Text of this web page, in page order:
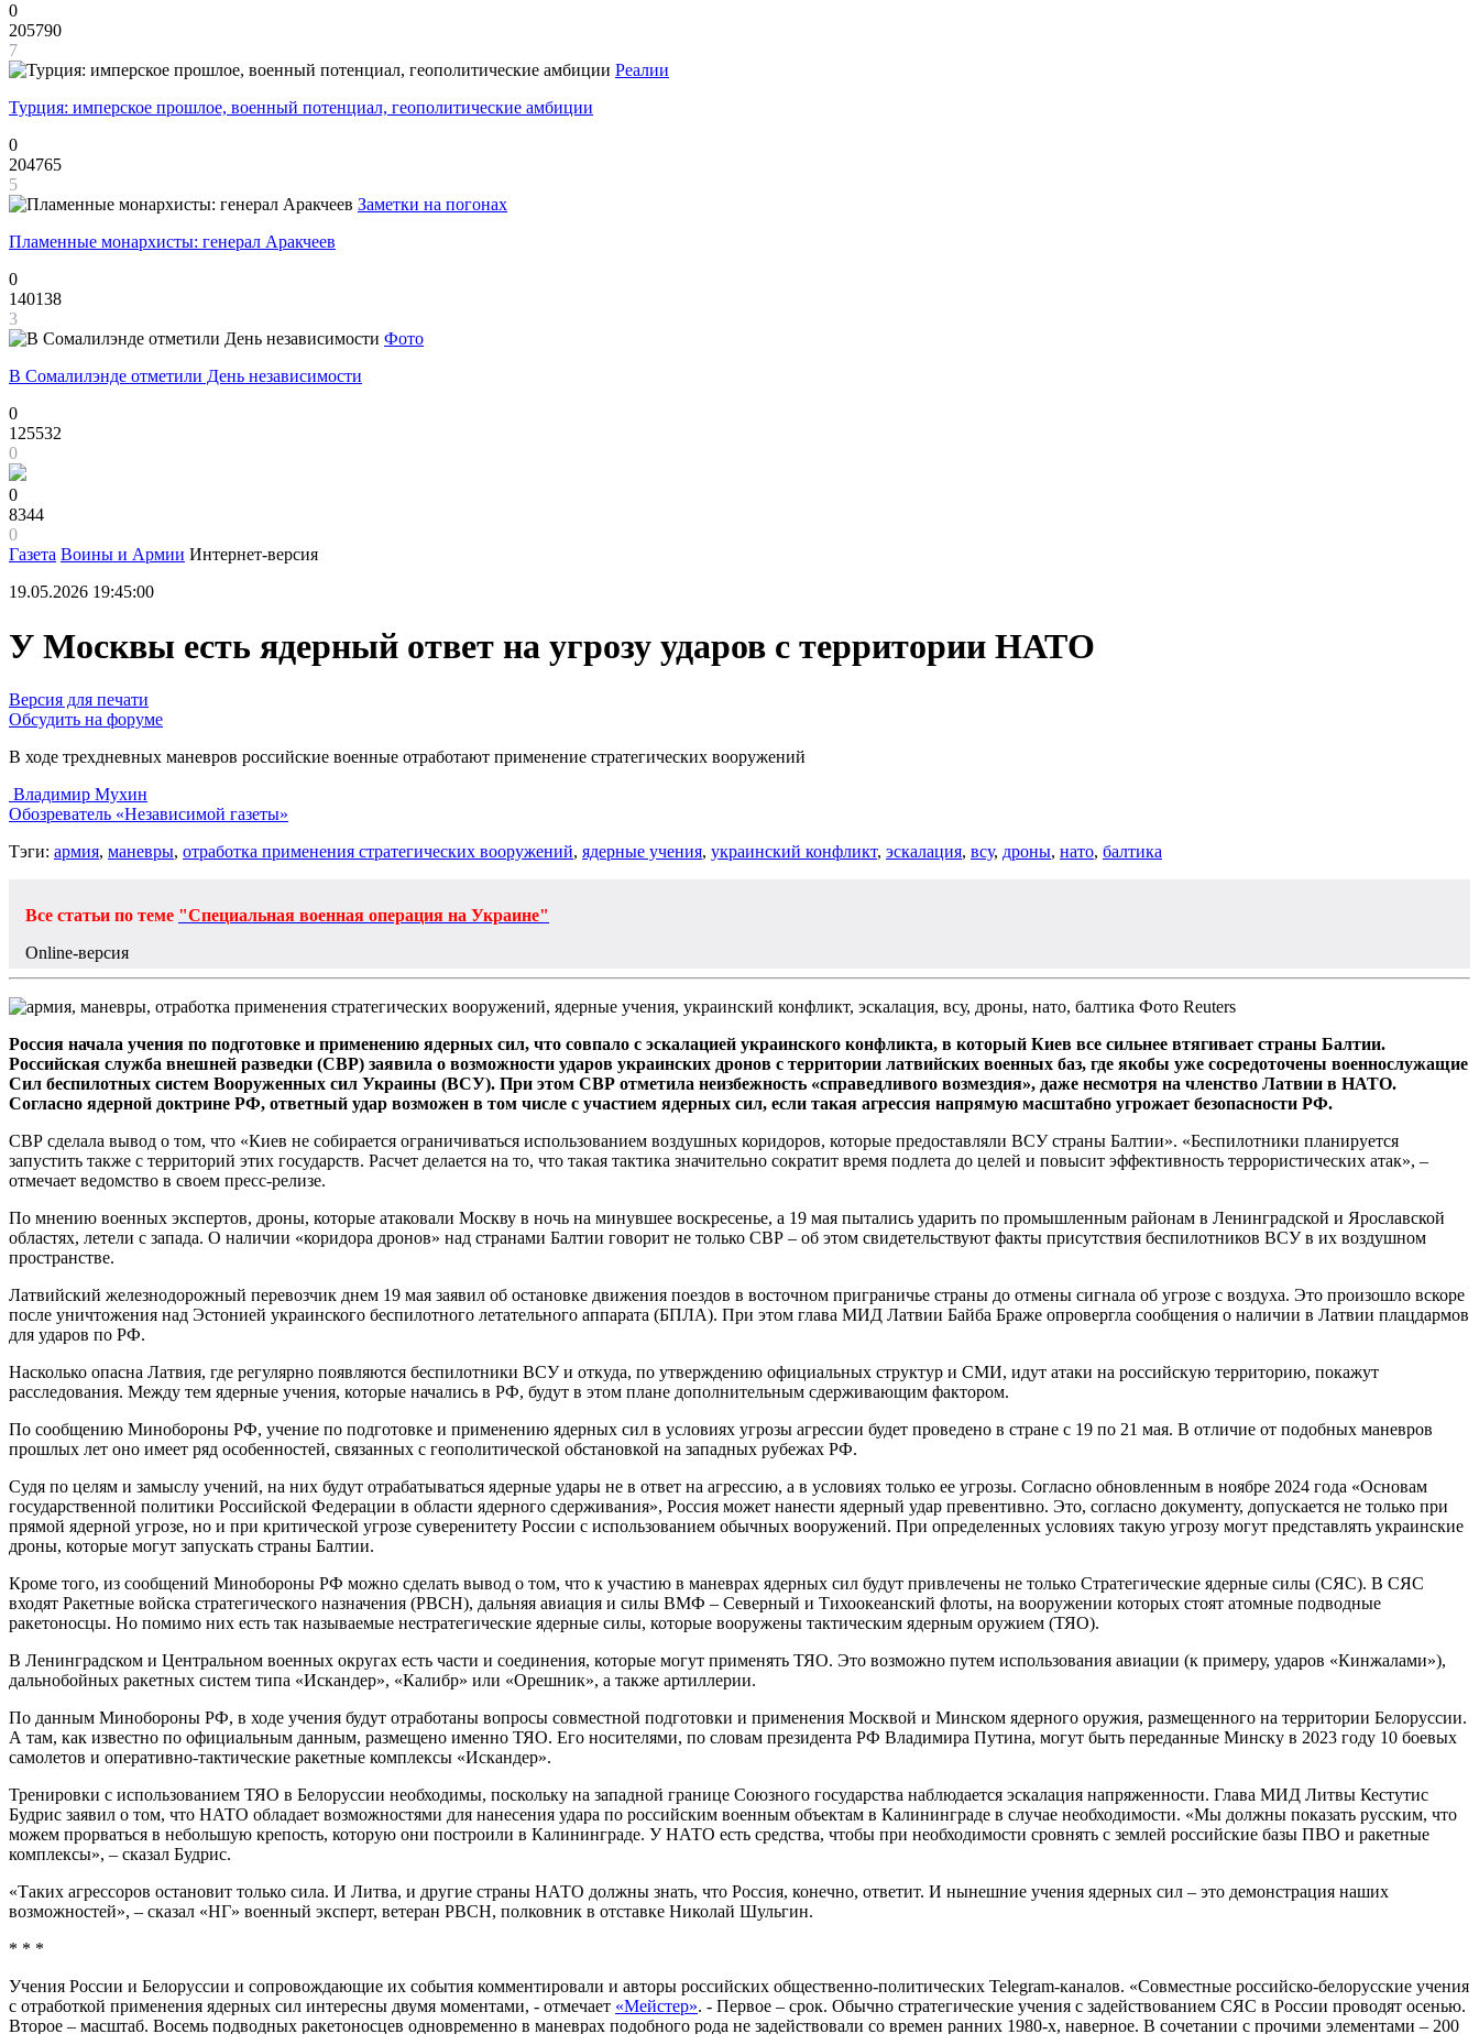
0
205790
7
Реалии
Турция: имперское прошлое, военный потенциал, геополитические амбиции
0
204765
5
Заметки на погонах
Пламенные монархисты: генерал Аракчеев
0
140138
3
Фото
В Сомалилэнде отметили День независимости
0
125532
0
0
8344
0
Газета Воины и Армии Интернет-версия
19.05.2026 19:45:00
У Москвы есть ядерный ответ на угрозу ударов с территории НАТО
Версия для печати
Обсудить на форуме
В ходе трехдневных маневров российские военные отработают применение стратегических вооружений
Владимир Мухин
Обозреватель «Независимой газеты»
Тэги: армия, маневры, отработка применения стратегических вооружений, ядерные учения, украинский конфликт, эскалация, всу, дроны, нато, балтика
Все статьи по теме "Специальная военная операция на Украине"
Оnline-версия
Фото Reuters
Россия начала учения по подготовке и применению ядерных сил, что совпало с эскалацией украинского конфликта, в который Киев все сильнее втягивает страны Балтии.
Российская служба внешней разведки (СВР) заявила о возможности ударов украинских дронов с территории латвийских военных баз, где якобы уже сосредоточены военнослужащие
Сил беспилотных систем Вооруженных сил Украины (ВСУ). При этом СВР отметила неизбежность «справедливого возмездия», даже несмотря на членство Латвии в НАТО.
Согласно ядерной доктрине РФ, ответный удар возможен в том числе с участием ядерных сил, если такая агрессия напрямую масштабно угрожает безопасности РФ.
СВР сделала вывод о том, что «Киев не собирается ограничиваться использованием воздушных коридоров, которые предоставляли ВСУ страны Балтии». «Беспилотники планируется
запустить также с территорий этих государств. Расчет делается на то, что такая тактика значительно сократит время подлета до целей и повысит эффективность террористических атак», –
отмечает ведомство в своем пресс-релизе.
По мнению военных экспертов, дроны, которые атаковали Москву в ночь на минувшее воскресенье, а 19 мая пытались ударить по промышленным районам в Ленинградской и Ярославской
областях, летели с запада. О наличии «коридора дронов» над странами Балтии говорит не только СВР – об этом свидетельствуют факты присутствия беспилотников ВСУ в их воздушном
пространстве.
Латвийский железнодорожный перевозчик днем 19 мая заявил об остановке движения поездов в восточном приграничье страны до отмены сигнала об угрозе с воздуха. Это произошло вскоре
после уничтожения над Эстонией украинского беспилотного летательного аппарата (БПЛА). При этом глава МИД Латвии Байба Браже опровергла сообщения о наличии в Латвии плацдармов
для ударов по РФ.
Насколько опасна Латвия, где регулярно появляются беспилотники ВСУ и откуда, по утверждению официальных структур и СМИ, идут атаки на российскую территорию, покажут
расследования. Между тем ядерные учения, которые начались в РФ, будут в этом плане дополнительным сдерживающим фактором.
По сообщению Минобороны РФ, учение по подготовке и применению ядерных сил в условиях угрозы агрессии будет проведено в стране с 19 по 21 мая. В отличие от подобных маневров
прошлых лет оно имеет ряд особенностей, связанных с геополитической обстановкой на западных рубежах РФ.
Судя по целям и замыслу учений, на них будут отрабатываться ядерные удары не в ответ на агрессию, а в условиях только ее угрозы. Согласно обновленным в ноябре 2024 года «Основам
государственной политики Российской Федерации в области ядерного сдерживания», Россия может нанести ядерный удар превентивно. Это, согласно документу, допускается не только при
прямой ядерной угрозе, но и при критической угрозе суверенитету России с использованием обычных вооружений. При определенных условиях такую угрозу могут представлять украинские
дроны, которые могут запускать страны Балтии.
Кроме того, из сообщений Минобороны РФ можно сделать вывод о том, что к участию в маневрах ядерных сил будут привлечены не только Стратегические ядерные силы (СЯС). В СЯС
входят Ракетные войска стратегического назначения (РВСН), дальняя авиация и силы ВМФ – Северный и Тихоокеанский флоты, на вооружении которых стоят атомные подводные
ракетоносцы. Но помимо них есть так называемые нестратегические ядерные силы, которые вооружены тактическим ядерным оружием (ТЯО).
В Ленинградском и Центральном военных округах есть части и соединения, которые могут применять ТЯО. Это возможно путем использования авиации (к примеру, ударов «Кинжалами»),
дальнобойных ракетных систем типа «Искандер», «Калибр» или «Орешник», а также артиллерии.
По данным Минобороны РФ, в ходе учения будут отработаны вопросы совместной подготовки и применения Москвой и Минском ядерного оружия, размещенного на территории Белоруссии.
А там, как известно по официальным данным, размещено именно ТЯО. Его носителями, по словам президента РФ Владимира Путина, могут быть переданные Минску в 2023 году 10 боевых
самолетов и оперативно-тактические ракетные комплексы «Искандер».
Тренировки с использованием ТЯО в Белоруссии необходимы, поскольку на западной границе Союзного государства наблюдается эскалация напряженности. Глава МИД Литвы Кестутис
Будрис заявил о том, что НАТО обладает возможностями для нанесения удара по российским военным объектам в Калининграде в случае необходимости. «Мы должны показать русским, что
можем прорваться в небольшую крепость, которую они построили в Калининграде. У НАТО есть средства, чтобы при необходимости сровнять с землей российские базы ПВО и ракетные
комплексы», – сказал Будрис.
«Таких агрессоров остановит только сила. И Литва, и другие страны НАТО должны знать, что Россия, конечно, ответит. И нынешние учения ядерных сил – это демонстрация наших
возможностей», – сказал «НГ» военный эксперт, ветеран РВСН, полковник в отставке Николай Шульгин.
* * *
Учения России и Белоруссии и сопровождающие их события комментировали и авторы российских общественно-политических Telegram-каналов. «Совместные российско-белорусские учения
с отработкой применения ядерных сил интересны двумя моментами, - отмечает «Мейстер». - Первое – срок. Обычно стратегические учения с задействованием СЯС в России проводят осенью.
Второе – масштаб. Восемь подводных ракетоносцев одновременно в маневрах подобного рода не задействовали со времен ранних 1980-х, наверное. В сочетании с прочими элементами – 200